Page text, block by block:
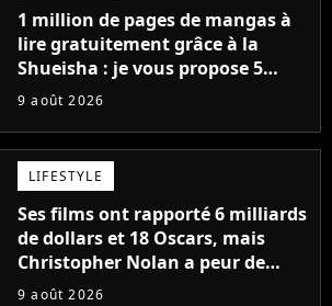
1 million de pages de mangas à
lire gratuitement grâce à la
Shueisha : je vous propose 5
mangas jamais sortis en France
9 août 2026
LIFESTYLE
Ses films ont rapporté 6 milliards
de dollars et 18 Oscars, mais
Christopher Nolan a peur de
tourner un genre de films très
9 août 2026